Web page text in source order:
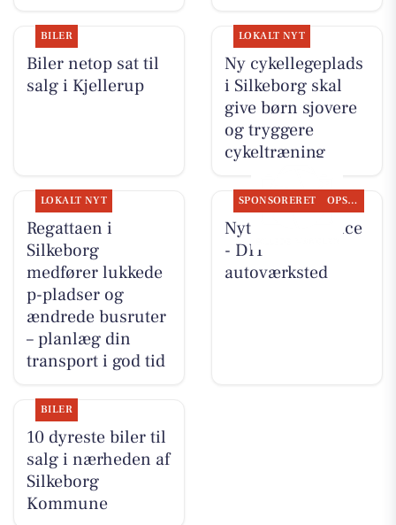
BILER
Biler netop sat til
salg i Kjellerup
LOKALT NYT
Ny cykellegeplads
i Silkeborg skal
give børn sjovere
og tryggere
cykeltræning
LOKALT NYT
Regattaen i
Silkeborg
medfører lukkede
p-pladser og
ændrede busruter
– planlæg din
transport i god tid
SPONSORERET OPSLAGSTAVLEN
Nyt fra Rs-Service
- DIT
autoværksted
BILER
10 dyreste biler til
salg i nærheden af
Silkeborg
Kommune